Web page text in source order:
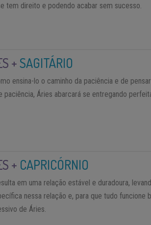
tem direito e podendo acabar sem sucesso.
+SAGITÁRIO
ensina-lo o caminho da paciência e de
Áries abarcará se entregando
+ CAPRICÓRNIO
em uma relação estável e duradoura,
nessa relação e, para que tudo funcione
de Áries.